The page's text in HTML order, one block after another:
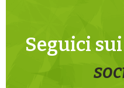
Seguici